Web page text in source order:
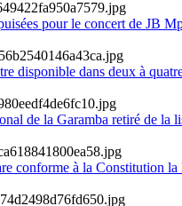
pour le concert de JB
disponible dans deux à
de la Garamba retiré de la
conforme à la Constitution la